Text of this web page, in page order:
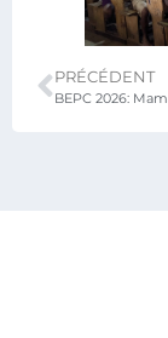
PRÉCÉDENT